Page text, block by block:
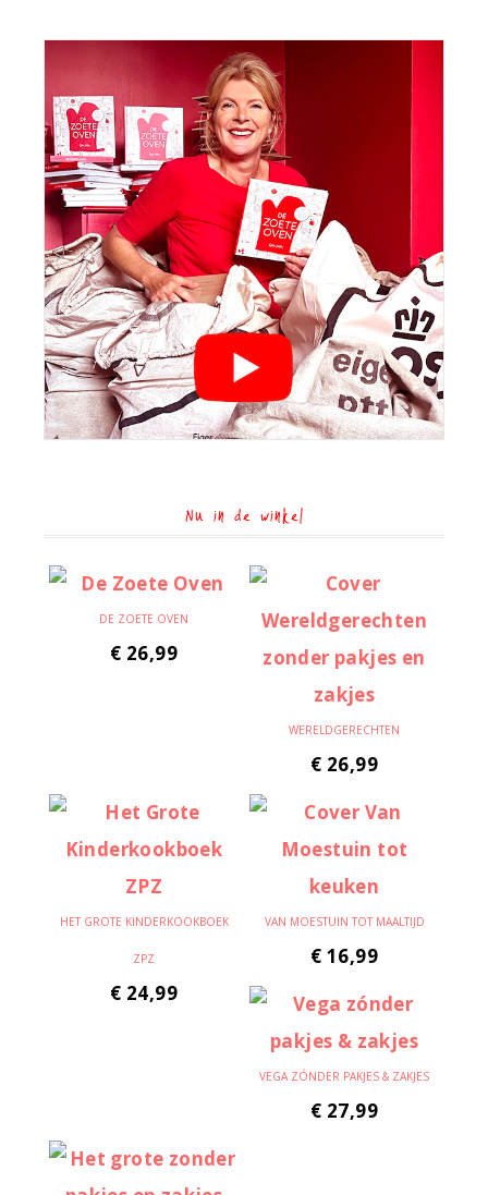
Nu in de winkel
DE ZOETE OVEN
€ 26,99
WERELDGERECHTEN
€ 26,99
HET GROTE KINDERKOOKBOEK
ZPZ
€ 24,99
VAN MOESTUIN TOT MAALTIJD
€ 16,99
VEGA ZÓNDER PAKJES & ZAKJES
€ 27,99